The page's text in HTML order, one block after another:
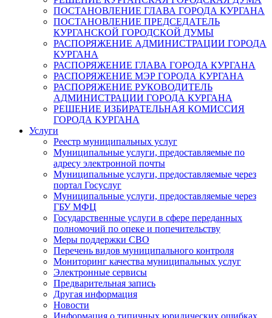
ПОСТАНОВЛЕНИЕ ГЛАВА ГОРОДА КУРГАНА
ПОСТАНОВЛЕНИЕ ПРЕДСЕДАТЕЛЬ
КУРГАНСКОЙ ГОРОДСКОЙ ДУМЫ
РАСПОРЯЖЕНИЕ АДМИНИСТРАЦИИ ГОРОДА
КУРГАНА
РАСПОРЯЖЕНИЕ ГЛАВА ГОРОДА КУРГАНА
РАСПОРЯЖЕНИЕ МЭР ГОРОДА КУРГАНА
РАСПОРЯЖЕНИЕ РУКОВОДИТЕЛЬ
АДМИНИСТРАЦИИ ГОРОДА КУРГАНА
РЕШЕНИЕ ИЗБИРАТЕЛЬНАЯ КОМИССИЯ
ГОРОДА КУРГАНА
Услуги
Реестр муниципальных услуг
Муниципальные услуги, предоставляемые по
адресу электронной почты
Муниципальные услуги, предоставляемые через
портал Госуслуг
Муниципальные услуги, предоставляемые через
ГБУ МФЦ
Государственные услуги в сфере переданных
полномочий по опеке и попечительству
Меры поддержки СВО
Перечень видов муниципального контроля
Мониторинг качества муниципальных услуг
Электронные сервисы
Предварительная запись
Другая информация
Новости
Информация о типичных юридических ошибках